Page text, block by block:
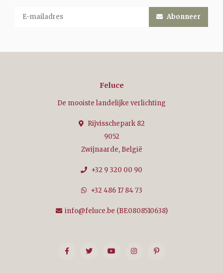
Abonneer
Feluce
De mooiste landelijke verlichting
Rijvisschepark 82
9052
Zwijnaarde, België
+32 9 320 00 90
+32 486 17 84 73
info@feluce.be (BE0808510638)